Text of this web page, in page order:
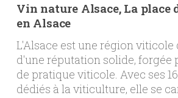
Vin nature Alsace, La
en Alsace
L'Alsace est une région viticole
d'une réputation solide, forgée
de pratique viticole. Avec ses
dédiés à la viticulture, elle se